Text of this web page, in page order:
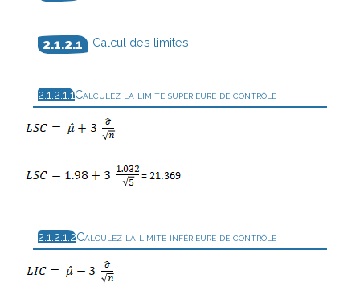
Calcul des limites
Calculez la limite supérieure de contrôle
Calculez la limite inférieure de contrôle